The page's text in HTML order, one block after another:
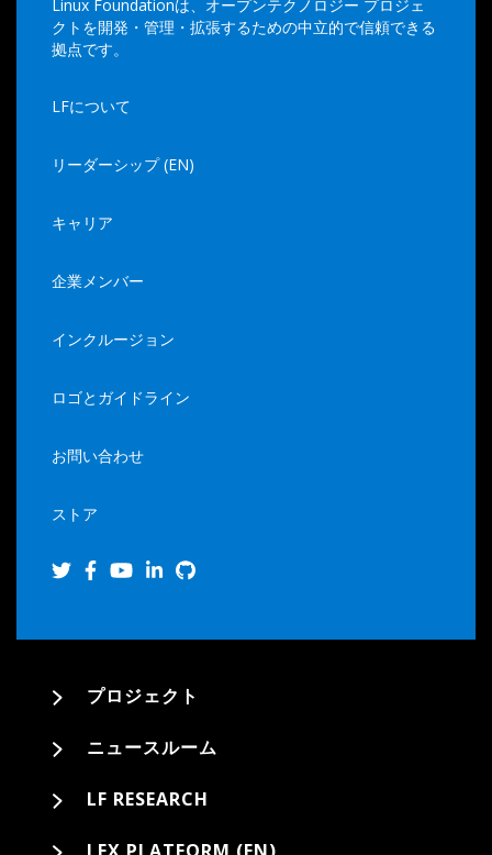
Linux Foundationは、オープンテクノロジー プロジェ
クトを開発・管理・拡張するための中立的で信頼できる
拠点です。
LFについて
リーダーシップ (EN)
キャリア
企業メンバー
インクルージョン
ロゴとガイドライン
お問い合わせ
ストア
プロジェクト
ニュースルーム
LF RESEARCH